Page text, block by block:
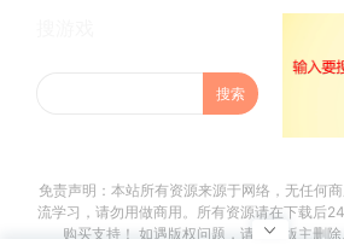
免责声明：本站所有资源来源于网络，无任何
流学习，请勿用做商用。所有资源请在下载后
购买支持！ 如遇版权问题，请联系版主删